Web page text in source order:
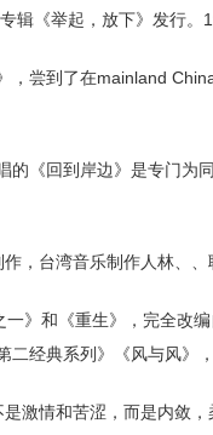
《举起，放下》发行。
，尝到了在mainland
《回到岸边》是专门
，台湾音乐制作人林、
》和《重生》，完全改
经典系列》《风与风》
激情和苦涩，而是内敛